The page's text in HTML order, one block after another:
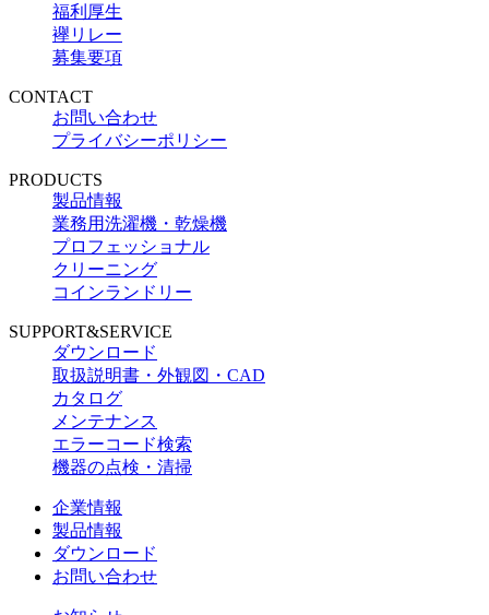
福利厚生
襷リレー
募集要項
CONTACT
お問い合わせ
プライバシーポリシー
PRODUCTS
製品情報
業務用洗濯機・乾燥機
プロフェッショナル
クリーニング
コインランドリー
SUPPORT&SERVICE
ダウンロード
取扱説明書・外観図・CAD
カタログ
メンテナンス
エラーコード検索
機器の点検・清掃
企業情報
製品情報
ダウンロード
お問い合わせ